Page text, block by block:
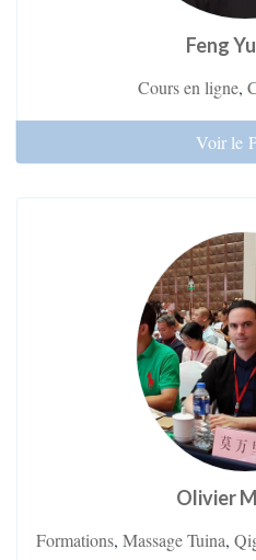
Feng
Cours en ligne,
Voir le
Olivier
Formations, Massage Tuina,